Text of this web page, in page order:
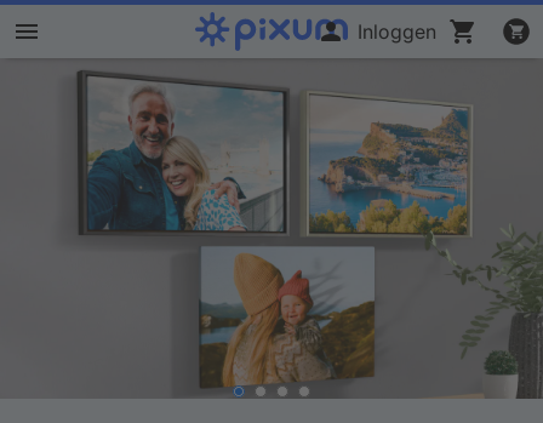
Inloggen
Fotoboek maken
Foto's afdrukken
Wanddecoratie